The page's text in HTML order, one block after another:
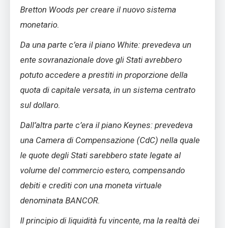
Bretton Woods per creare il nuovo sistema
monetario.
Da una parte c’era il piano White: prevedeva un
ente sovranazionale dove gli Stati avrebbero
potuto accedere a prestiti in proporzione della
quota di capitale versata, in un sistema centrato
sul dollaro.
Dall’altra parte c’era il piano Keynes: prevedeva
una Camera di Compensazione (CdC) nella quale
le quote degli Stati sarebbero state legate al
volume del commercio estero, compensando
debiti e crediti con una moneta virtuale
denominata BANCOR.
Il principio di liquidità fu vincente, ma la realtà dei